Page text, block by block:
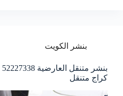
بنشر الكويت
كراج متنقل